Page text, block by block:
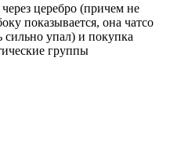
церебро (причем не
показывается, она чатсо
сильно упал) и покупка
группы